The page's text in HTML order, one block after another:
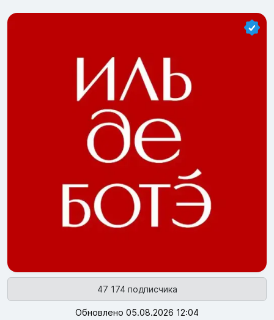
47 174 подписчика
Обновлено 05.08.2026 12:04